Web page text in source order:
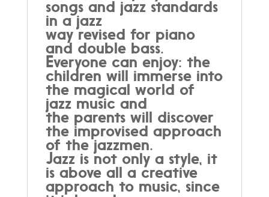
songs and jazz standards
in a jazz
way revised for piano
and double bass.
Everyone can enjoy: the
children will immerse into
the magical world of
jazz music and
the parents will discover
the improvised approach
of the jazzmen.
Jazz is not only a style, it
is above all a creative
approach to music, since